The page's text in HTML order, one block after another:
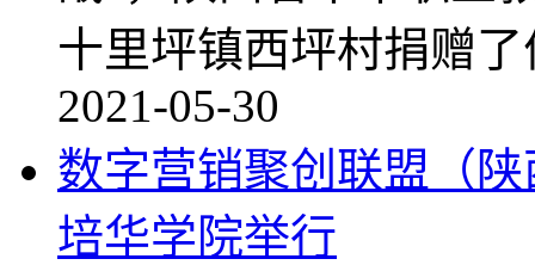
十里坪镇西坪村捐赠
2021-05-30
数字营销聚创联盟（
培华学院举行